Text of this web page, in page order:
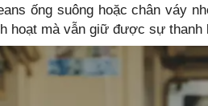
ống suông hoặc chân váy
hoạt mà vẫn giữ được sự thanh